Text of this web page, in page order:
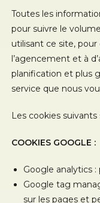
Toutes les
pour suivre le
utilisant ce site,
l’agencement et à
planification et plus
service que nous
Les cookies
COOKIES GOOGLE :
Google analytics
Google tag
sur les pages et